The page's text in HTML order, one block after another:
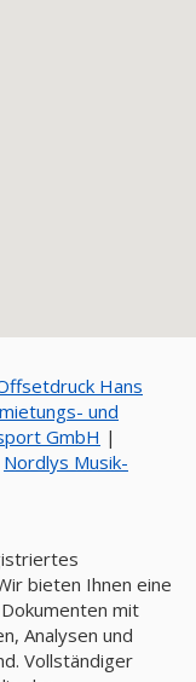
Hans
und
GmbH |
Nordlys Musik-
bieten Ihnen eine
mit
Analysen und
Vollständiger